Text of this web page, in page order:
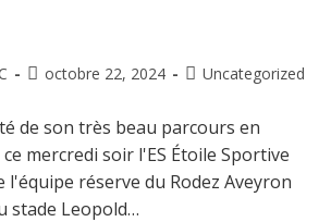
octobre 22, 2024 Uncategorized
de son très beau parcours en
mercredi soir l'ES Étoile Sportive
l'équipe réserve du Rodez Aveyron
stade Leopold…